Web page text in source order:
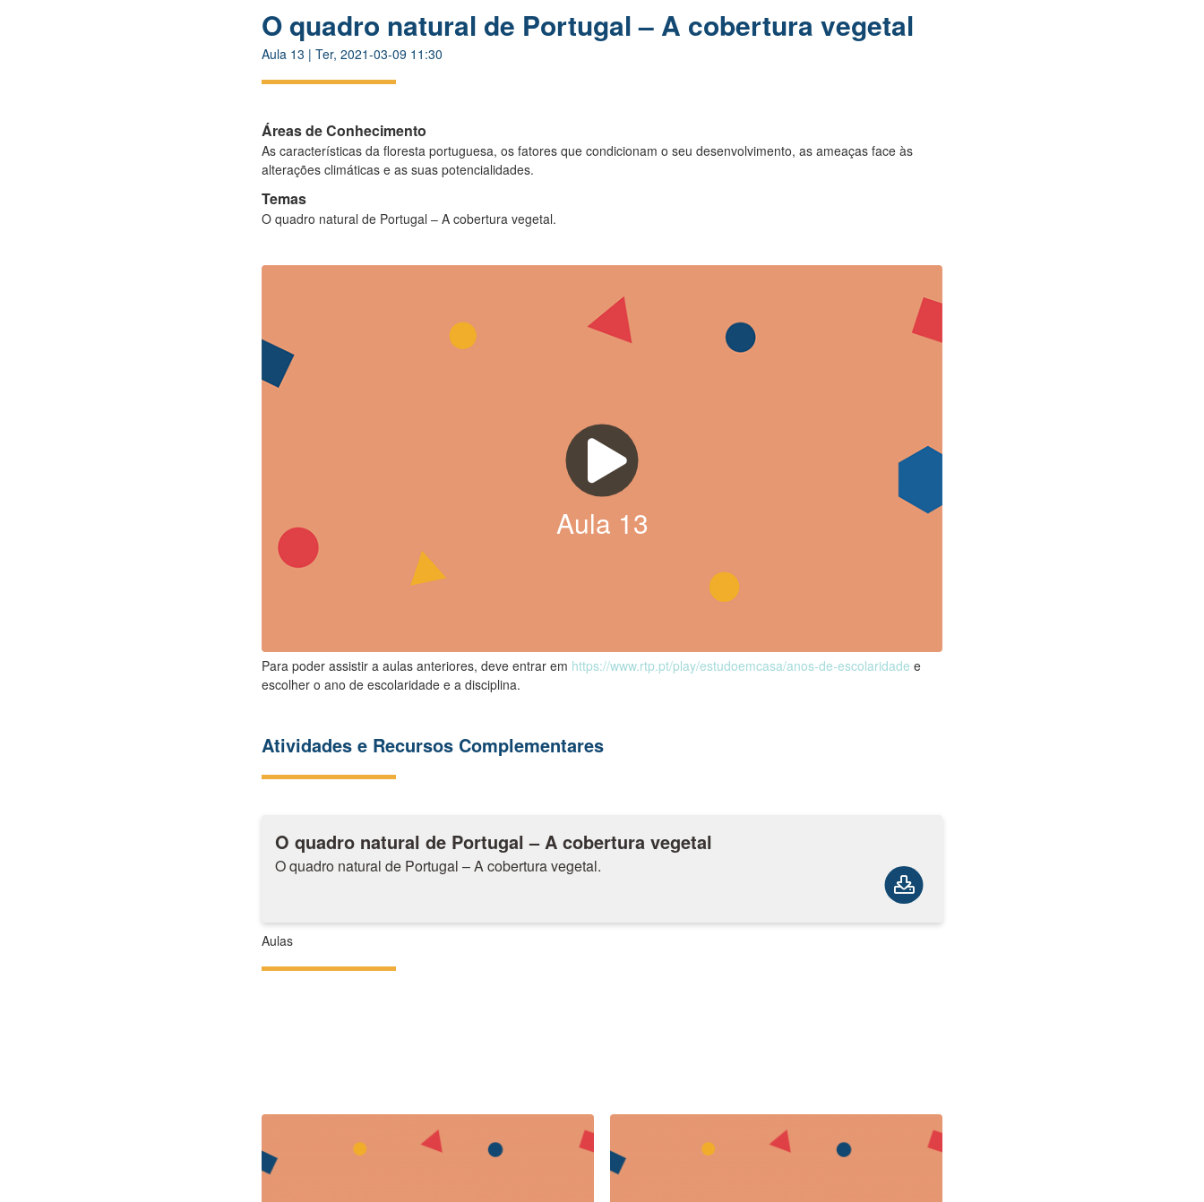
O quadro natural de Portugal – A cobertura vegetal
Aula 13 | Ter, 2021-03-09 11:30
Áreas de Conhecimento
As características da floresta portuguesa, os fatores que condicionam o seu desenvolvimento, as ameaças face às
alterações climáticas e as suas potencialidades.
Temas
O quadro natural de Portugal – A cobertura vegetal.
Aula 13
Para poder assistir a aulas anteriores, deve entrar em https://www.rtp.pt/play/estudoemcasa/anos-de-escolaridade e
escolher o ano de escolaridade e a disciplina.
Atividades e Recursos Complementares
O quadro natural de Portugal – A cobertura vegetal
O quadro natural de Portugal – A cobertura vegetal.
Aulas